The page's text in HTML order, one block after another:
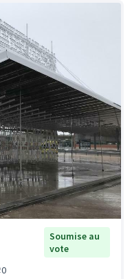
Soumise au
vote
0